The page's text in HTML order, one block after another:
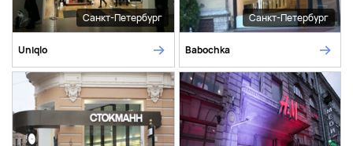
Санкт-Петербург
Uniqlo
Санкт-Петербург
Babochka